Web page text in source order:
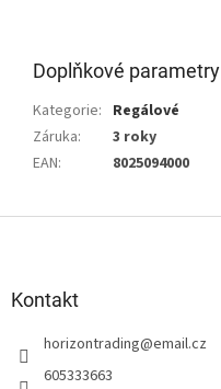
Doplňkové parametry
Kategorie: Regálové
Záruka:
3 roky
EAN: 8025094000
Kontakt
horizontrading@email.cz
605333663